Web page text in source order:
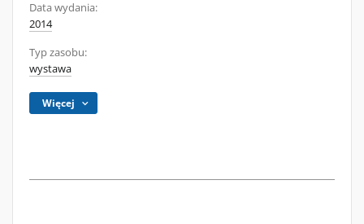
Data wydania:
2014
Typ zasobu:
wystawa
Więcej